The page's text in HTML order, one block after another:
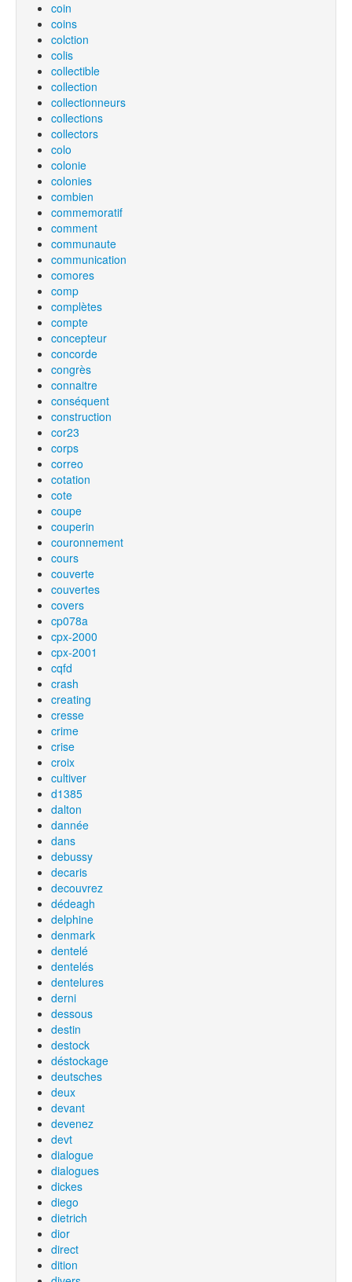
coin
coins
colction
colis
collectible
collection
collectionneurs
collections
collectors
colo
colonie
colonies
combien
commemoratif
comment
communaute
communication
comores
comp
complètes
compte
concepteur
concorde
congrès
connaitre
conséquent
construction
cor23
corps
correo
cotation
cote
coupe
couperin
couronnement
cours
couverte
couvertes
covers
cp078a
cpx-2000
cpx-2001
cqfd
crash
creating
cresse
crime
crise
croix
cultiver
d1385
dalton
dannée
dans
debussy
decaris
decouvrez
dédeagh
delphine
denmark
dentelé
dentelés
dentelures
derni
dessous
destin
destock
déstockage
deutsches
deux
devant
devenez
devt
dialogue
dialogues
dickes
diego
dietrich
dior
direct
dition